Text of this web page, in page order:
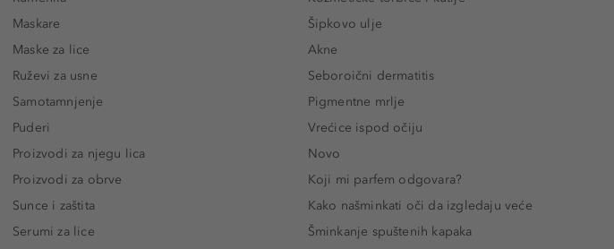
Maskare
Maske za lice
Ruževi za usne
Samotamnjenje
Puderi
Proizvodi za njegu lica
Proizvodi za obrve
Sunce i zaštita
Serumi za lice
Šipkovo ulje
Akne
Seboroični dermatitis
Pigmentne mrlje
Vrećice ispod očiju
Novo
Koji mi parfem odgovara?
Kako našminkati oči da izgledaju veće
Šminkanje spuštenih kapaka